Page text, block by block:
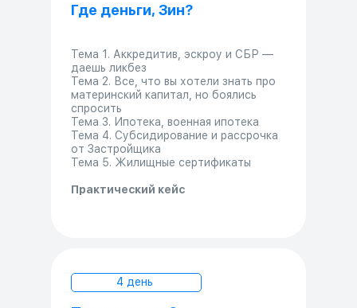
Где деньги, Зин?
Тема 1. Аккредитив, эскроу и СБР —
даешь ликбез
Тема 2. Все, что вы хотели знать про
материнский капитал, но боялись
спросить
Тема 3. Ипотека, военная ипотека
Тема 4. Субсидирование и рассрочка
от Застройщика
Тема 5. Жилищные сертификаты
Практический кейс
4 день